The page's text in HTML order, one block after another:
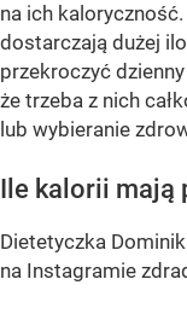
na ich
dostarczają dużej
przekroczyć
że trzeba z nich
lub wybieranie
Ile kalorii mają
Dietetyczka
na Instagramie